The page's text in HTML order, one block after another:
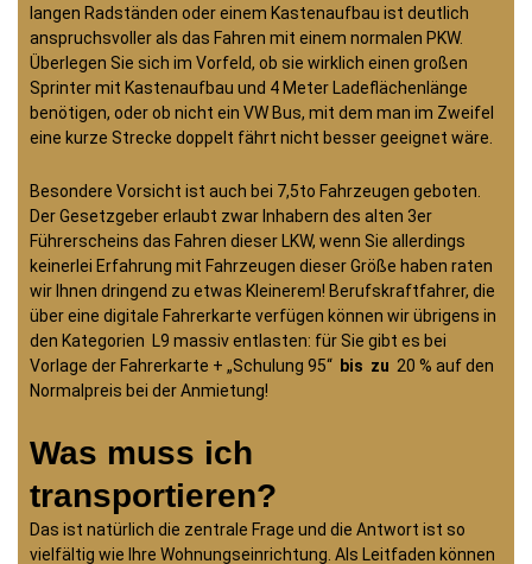
langen Radständen oder einem Kastenaufbau ist deutlich
anspruchsvoller als das Fahren mit einem normalen PKW.
Überlegen Sie sich im Vorfeld, ob sie wirklich einen großen
Sprinter mit Kastenaufbau und 4 Meter Ladeflächenlänge
benötigen, oder ob nicht ein VW Bus, mit dem man im Zweifel
eine kurze Strecke doppelt fährt nicht besser geeignet wäre.
Besondere Vorsicht ist auch bei 7,5to Fahrzeugen geboten.
Der Gesetzgeber erlaubt zwar Inhabern des alten 3er
Führerscheins das Fahren dieser LKW, wenn Sie allerdings
keinerlei Erfahrung mit Fahrzeugen dieser Größe haben raten
wir Ihnen dringend zu etwas Kleinerem! Berufskraftfahrer, die
über eine digitale Fahrerkarte verfügen können wir übrigens in
den Kategorien L9 massiv entlasten: für Sie gibt es bei
Vorlage der Fahrerkarte + „Schulung 95“ bis zu 20 % auf den
Normalpreis bei der Anmietung!
Was muss ich
transportieren?
Das ist natürlich die zentrale Frage und die Antwort ist so
vielfältig wie Ihre Wohnungseinrichtung. Als Leitfaden können